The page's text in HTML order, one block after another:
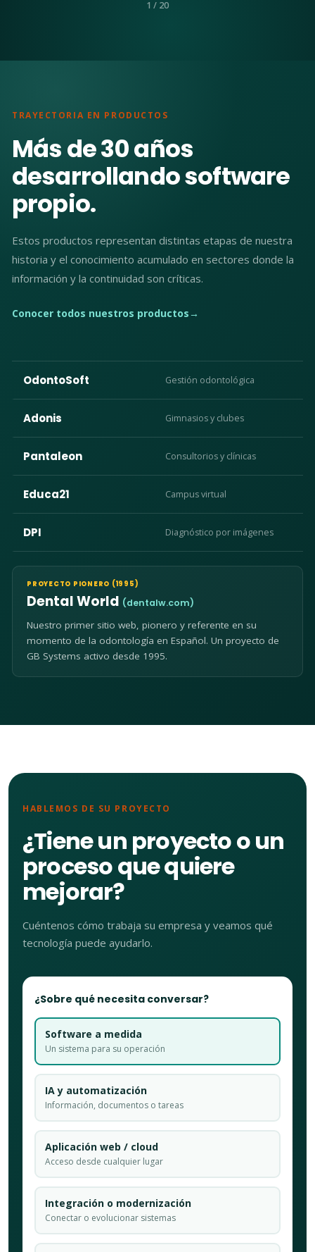
2 / 20
TRAYECTORIA EN PRODUCTOS
Más de 30 años
desarrollando software
propio.
Estos productos representan distintas etapas de nuestra
historia y el conocimiento acumulado en sectores donde la
información y la continuidad son críticas.
Conocer todos nuestros productos
OdontoSoft Gestión odontológica
Adonis Gimnasios y clubes
Pantaleon Consultorios y clínicas
Educa21 Campus virtual
DPI Diagnóstico por imágenes
PROYECTO PIONERO (1995)
Dental World (dentalw.com)
Nuestro primer sitio web, pionero y referente en su
momento de la odontología en Español. Un proyecto de
GB Systems activo desde 1995.
HABLEMOS DE SU PROYECTO
¿Tiene un proyecto o un
proceso que quiere
mejorar?
Cuéntenos cómo trabaja su empresa y veamos qué
tecnología puede ayudarlo.
¿Sobre qué necesita conversar?
Software a medida
Un sistema para su operación
IA y automatización
Información, documentos o tareas
Aplicación web / cloud
Acceso desde cualquier lugar
Integración o modernización
Conectar o evolucionar sistemas